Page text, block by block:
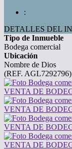
:
DETALLES DEL
Tipo de Inmueble
Bodega comercial
Ubicación
Nombre de Dios
(REF. AGL7292796)